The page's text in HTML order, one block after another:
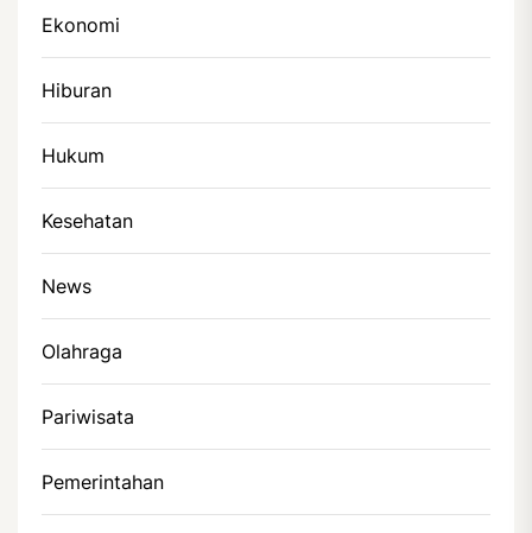
Ekonomi
Hiburan
Hukum
Kesehatan
News
Olahraga
Pariwisata
Pemerintahan